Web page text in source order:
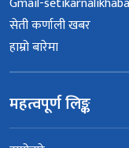
सेती कर्णाली खबर
हाम्रो बारेमा
महत्वपूर्ण लिङ्क